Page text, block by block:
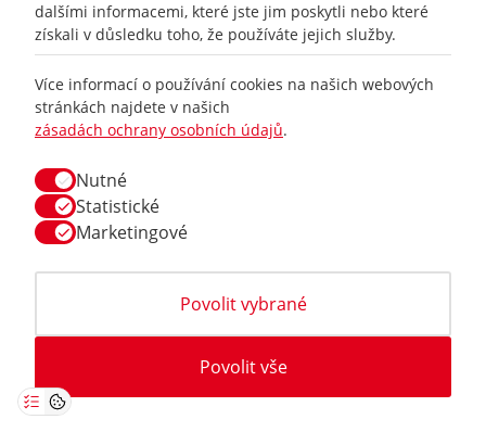
SKLADEM 1764 ks, ihned
599 Kč
495 Kč bez DPH
Koupit
TPMS senzor BMW X3 F25 (11/2010 - 02/2014)
CUB 315/433MHZ černý
SKLADEM 1764 ks, ihned
dalšími informacemi, které jste jim poskytli nebo které
získali v důsledku toho, že používáte jejich služby.
Více informací o používání cookies na našich webových
stránkách najdete v našich
zásadách ochrany osobních údajů.
Nutné
Statistické
Marketingové
Povolit vybrané
Povolit vše